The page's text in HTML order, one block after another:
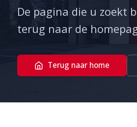
De pagina die u zoekt
terug naar de
Terug naar home